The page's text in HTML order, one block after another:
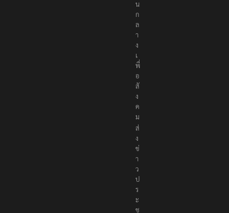
น
ก
ล
า
ง
เ
พื่
อ
สั
ง
ค
ม
ส่
ง
ข่
า
ว
ป
ร
ะ
ช